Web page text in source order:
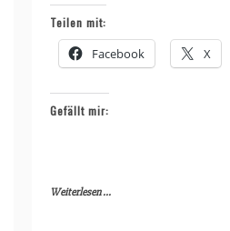
Teilen mit:
Facebook X
Gefällt mir:
Weiterlesen ...